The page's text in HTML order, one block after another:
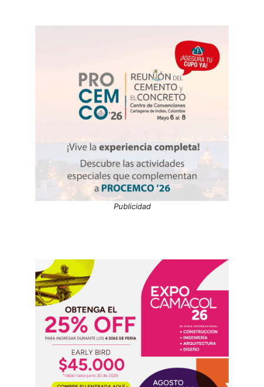
Publicidad